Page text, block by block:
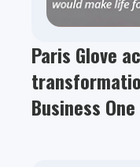
Paris Glove
Business One